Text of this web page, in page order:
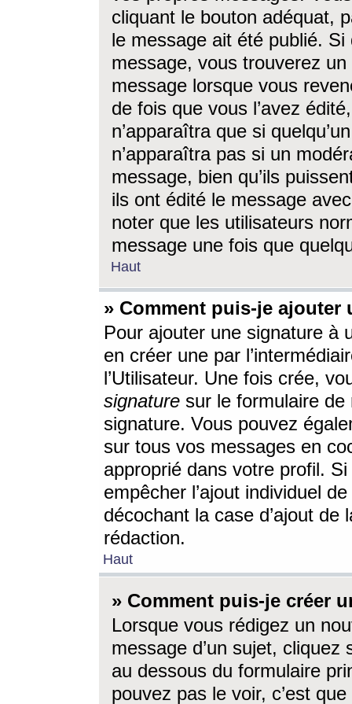
cliquant le bouton adéquat,
le message ait été publié. Si
message, vous trouverez
message lorsque vous
de fois que vous l’avez
n’apparaîtra que si
n’apparaîtra pas si un
message, bien qu’ils
ils ont édité le message
noter que les utilisateurs
message une fois que
Haut
» Comment puis-je ajouter
Pour ajouter une signature à
en créer une par
l’Utilisateur. Une fois crée,
signature sur le formulaire de
signature. Vous pouvez
sur tous vos messages en
approprié dans votre profil.
empêcher l’ajout individuel
décochant la case d’ajout
rédaction.
Haut
» Comment puis-je créer
Lorsque vous rédigez un
message d’un sujet, cliquez
au dessous du formulaire
pouvez pas le voir, c’est